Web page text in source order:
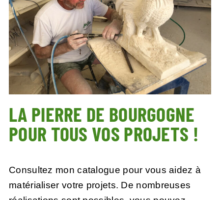
LA PIERRE DE BOURGOGNE
POUR TOUS VOS PROJETS !
Consultez mon catalogue pour vous aidez à
matérialiser votre projets. De nombreuses